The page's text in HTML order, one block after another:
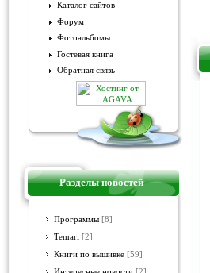
Каталог сайтов
Форум
Фотоальбомы
Гостевая книга
Обратная связь
Разделы новостей
Программы [8]
Temari [2]
Книги по вышивке [59]